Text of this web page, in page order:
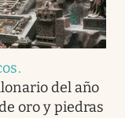
.
del año
oro y piedras